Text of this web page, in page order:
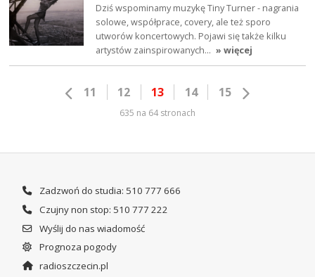
Dziś wspominamy muzykę Tiny Turner - nagrania
solowe, współprace, covery, ale też sporo
utworów koncertowych. Pojawi się także kilku
artystów zainspirowanych… » więcej
11 12 13 14 15
635 na 64 stronach
Zadzwoń do studia: 510 777 666
Czujny non stop: 510 777 222
Wyślij do nas wiadomość
Prognoza pogody
radioszczecin.pl